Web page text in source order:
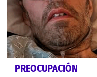
PREOCUPACIÓN